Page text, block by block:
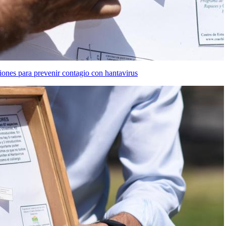
para prevenir contagio con hantavirus